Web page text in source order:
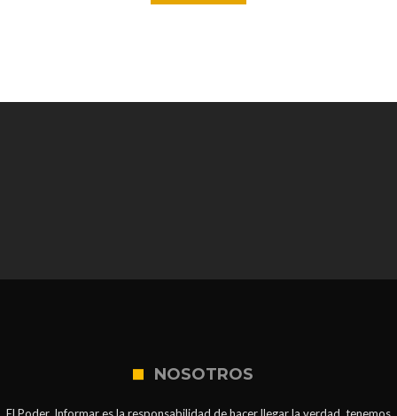
NOSOTROS
El Poder. Informar es la responsabilidad de hacer llegar la verdad, tenemos